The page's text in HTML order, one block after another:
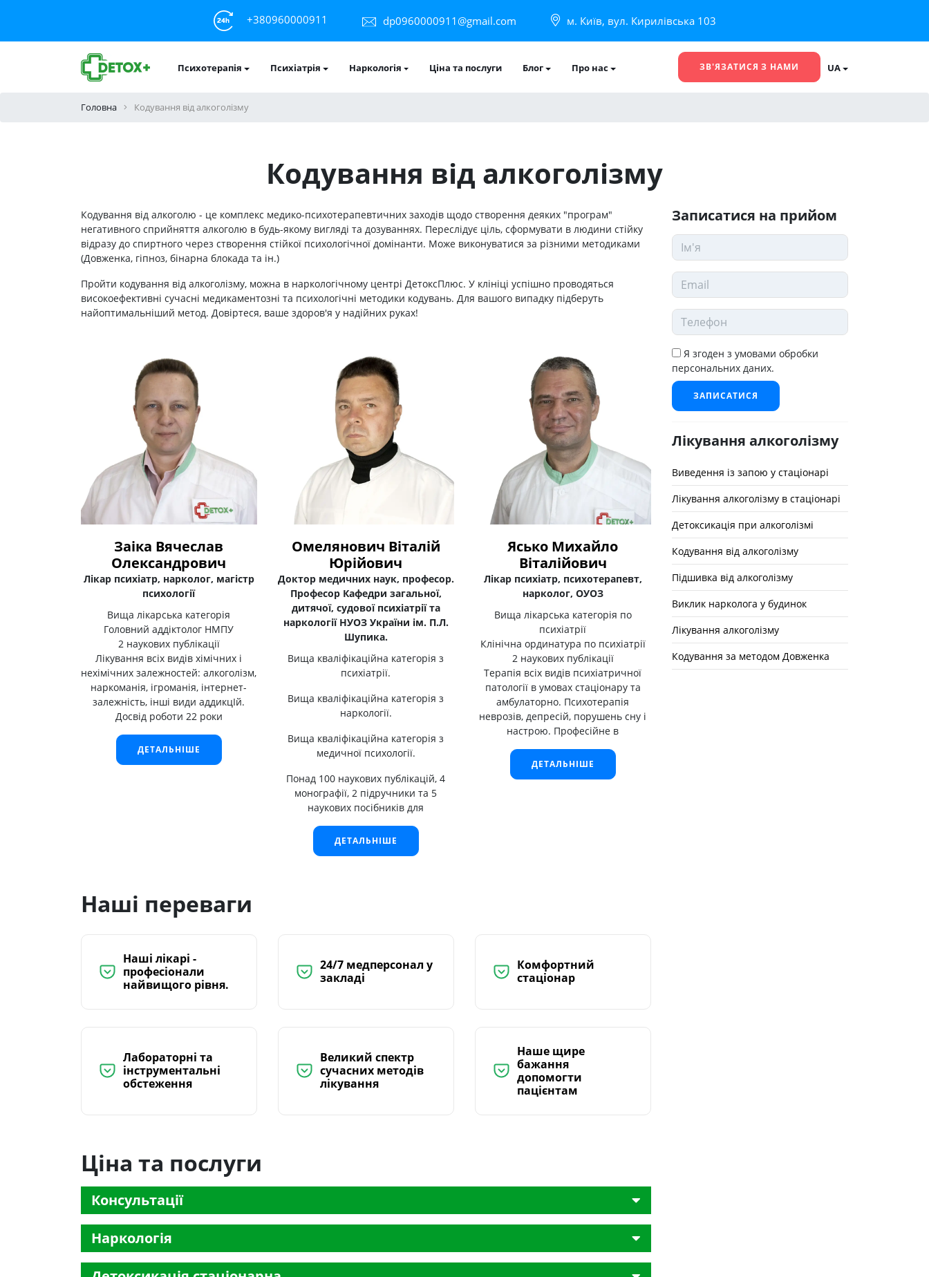
+380960000911 dp0960000911@gmail.com м. Київ, вул. Кирилівська 103
Психотерапія Психіатрія Наркологія Ціна та послуги Блог Про нас ЗВ'ЯЗАТИСЯ З НАМИ UA
Головна Кодування від алкоголізму
Кодування від алкоголізму
Кодування від алкоголю - це комплекс медико-психотерапевтичних заходів щодо створення деяких "програм"
негативного сприйняття алкоголю в будь-якому вигляді та дозуваннях. Переслідує ціль, сформувати в людини стійку
відразу до спиртного через створення стійкої психологічної домінанти. Може виконуватися за різними методиками
(Довженка, гіпноз, бінарна блокада та ін.)
Пройти кодування від алкоголізму, можна в наркологічному центрі ДетоксПлюс. У клініці успішно проводяться
високоефективні сучасні медикаментозні та психологічні методики кодувань. Для вашого випадку підберуть
найоптимальніший метод. Довіртеся, ваше здоров'я у надійних руках!
Заіка Вячеслав
Олександрович
Лікар психіатр, нарколог, магістр
психології
Вища лікарська категорія
Головний аддіктолог НМПУ
2 наукових публікації
Лікування всіх видів хімічних і
нехімічних залежностей: алкоголізм,
наркоманія, ігроманія, інтернет-
залежність, інші види аддикцІй.
Досвід роботи 22 роки
ДЕТАЛЬНІШЕ
Омелянович Віталій
Юрійович
Доктор медичних наук, професор.
Професор Кафедри загальної,
дитячої, судової психіатрії та
наркології НУОЗ України ім. П.Л.
Шупика.
Вища кваліфікаційна категорія з
психіатрії.
Вища кваліфікаційна категорія з
наркології.
Вища кваліфікаційна категорія з
медичної психології.
Понад 100 наукових публікацій, 4
монографії, 2 підручники та 5
наукових посібників для
ДЕТАЛЬНІШЕ
Ясько Михайло
Віталійович
Лікар психіатр, психотерапевт,
нарколог, ОУОЗ
Вища лікарська категорія по
психіатрії
Клінічна ординатура по психіатрії
2 наукових публікації
Терапія всіх видів психіатричної
патології в умовах стаціонару та
амбулаторно. Психотерапія
неврозів, депресій, порушень сну і
настрою. Професійне в
ДЕТАЛЬНІШЕ
Наші переваги
Наші лікарі -
професіонали
найвищого рівня.
24/7 медперсонал у
закладі
Комфортний
стаціонар
Лабораторні та
інструментальні
обстеження
Великий спектр
сучасних методів
лікування
Наше щире
бажання
допомогти
пацієнтам
Ціна та послуги
Консультації
Наркологія
Записатися на прийом
Я згоден з умовами обробки
персональних даних.
ЗАПИСАТИСЯ
Лікування алкоголізму
Виведення із запою у стаціонарі
Лікування алкоголізму в стаціонарі
Детоксикація при алкоголізмі
Кодування від алкоголізму
Підшивка від алкоголізму
Виклик нарколога у будинок
Лікування алкоголізму
Кодування за методом Довженка